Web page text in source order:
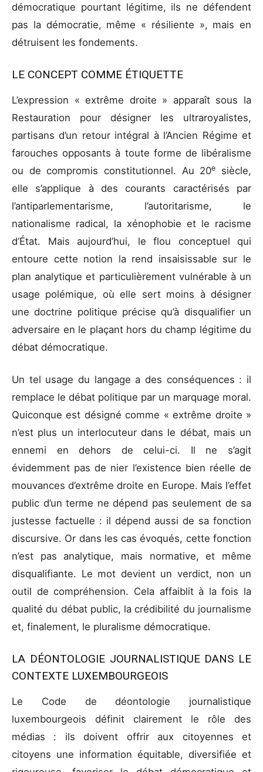
démocratique pourtant légitime, ils ne défendent
pas la démocratie, même « résiliente », mais en
détruisent les fondements.
LE CONCEPT COMME ÉTIQUETTE
L’expression « extrême droite » apparaît sous la
Restauration pour désigner les ultraroyalistes,
partisans d’un retour intégral à l’Ancien Régime et
farouches opposants à toute forme de libéralisme
ou de compromis constitutionnel. Au 20e
siècle,
elle s’applique à des courants caractérisés par
l’antiparlementarisme, l’autoritarisme, le
nationalisme radical, la xénophobie et le racisme
d’État. Mais aujourd’hui, le flou conceptuel qui
entoure cette notion la rend insaisissable sur le
plan analytique et particulièrement vulnérable à un
usage polémique, où elle sert moins à désigner
une doctrine politique précise qu’à disqualifier un
adversaire en le plaçant hors du champ légitime du
débat démocratique.
Un tel usage du langage a des conséquences : il
remplace le débat politique par un marquage moral.
Quiconque est désigné comme « extrême droite »
n’est plus un interlocuteur dans le débat, mais un
ennemi en dehors de celui-ci. Il ne s’agit
évidemment pas de nier l’existence bien réelle de
mouvances d’extrême droite en Europe. Mais l’effet
public d’un terme ne dépend pas seulement de sa
justesse factuelle : il dépend aussi de sa fonction
discursive. Or dans les cas évoqués, cette fonction
n’est pas analytique, mais normative, et même
disqualifiante. Le mot devient un verdict, non un
outil de compréhension. Cela affaiblit à la fois la
qualité du débat public, la crédibilité du journalisme
et, finalement, le pluralisme démocratique.
LA DÉONTOLOGIE JOURNALISTIQUE DANS LE
CONTEXTE LUXEMBOURGEOIS
Le Code de déontologie journalistique
luxembourgeois définit clairement le rôle des
médias : ils doivent offrir aux citoyennes et
citoyens une information équitable, diversifiée et